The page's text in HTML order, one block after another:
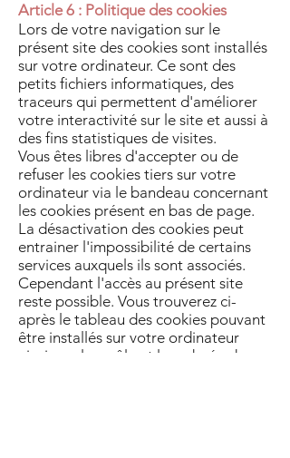
Article 6 : Politique des cookies
Lors de votre navigation sur le
présent site des cookies sont installés
sur votre ordinateur. Ce sont des
petits fichiers informatiques, des
traceurs qui permettent d'améliorer
votre interactivité sur le site et aussi à
des fins statistiques de visites.
Vous êtes libres d'accepter ou de
refuser les cookies tiers sur votre
ordinateur via le bandeau concernant
les cookies présent en bas de page.
La désactivation des cookies peut
entrainer l'impossibilité de certains
services auxquels ils sont associés.
Cependant l'accès au présent site
reste possible. Vous trouverez ci-
après le tableau des cookies pouvant
être installés sur votre ordinateur
ainsi que leur rôle et leur durée de